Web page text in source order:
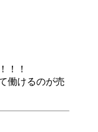
！！
働けるのが売